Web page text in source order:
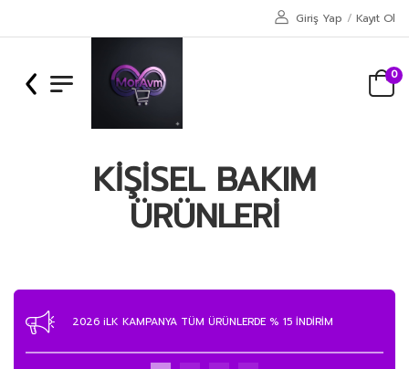
Giriş Yap / Kayıt Ol
0
KIŞISEL BAKIM
ÜRÜNLERI
MAĞAZAMIZA ÜYE OLAN MÜŞTERİLERİMİZE EKSTRA % 15
İNDİRİM KAMPANYASI 2026 DA BAŞLADI